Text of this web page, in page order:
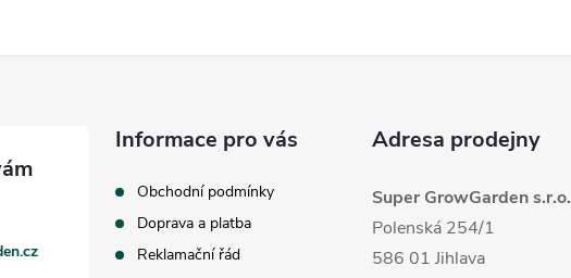
Informace pro vás
Obchodní podmínky
Doprava a platba
Reklamační řád
Adresa prodejny
Super GrowGarden s.r.o.
Polenská 254/1
586 01 Jihlava